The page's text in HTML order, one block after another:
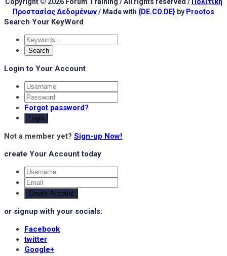
Προστασίας Δεδομένων/ Made with {DE.CO.DE} by Prootos
Search Your KeyWord
Login to Your Account
Forgot password?
Login
Not a member yet? Sign-up Now!
create Your Account today
Create Account
or signup with your socials:
Facebook
twitter
Google+